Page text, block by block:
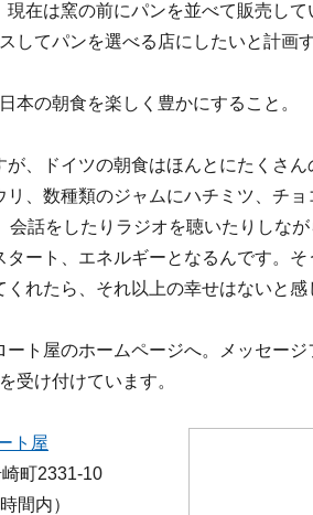
在は窯の前にパンを並べて販売し
してパンを選べる店にしたいと計画
本の朝食を楽しく豊かにすること。
が、ドイツの朝食はほんとにたくさ
、数種類のジャムにハチミツ、チ
話をしたりラジオを聴いたりしな
ート、エネルギーとなるんです。
れたら、それ以上の幸せはないと感
ト屋のホームページへ。メッセー
受け付けています。
ト屋
町2331-10
間内）